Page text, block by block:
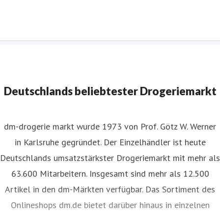
Deutschlands beliebtester Drogeriemarkt
dm-drogerie markt wurde 1973 von Prof. Götz W. Werner
in Karlsruhe gegründet. Der Einzelhändler ist heute
Deutschlands umsatzstärkster Drogeriemarkt mit mehr als
63.600 Mitarbeitern. Insgesamt sind mehr als 12.500
Artikel in den dm-Märkten verfügbar. Das Sortiment des
Onlineshops dm.de bietet darüber hinaus in einzelnen